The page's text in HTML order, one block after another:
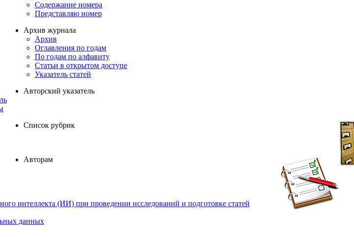
Содержание номера
Представляю номер
Архив журнала
Архив
Оглавления по годам
По годам по алфавиту
Статьи в открытом доступе
Указатель статей
Авторский указатель
Список рубрик
Авторам
интеллекта (ИИ) при проведении исследований и подготовке статей
данных